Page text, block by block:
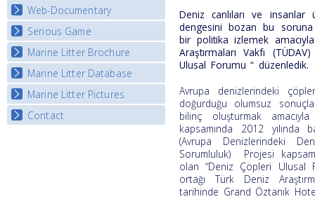
Map Overview
Listview
National Video Contests
Web-Documentary
Watch Troubled Waters
Serious Game
Start the game
Marine Litter Brochure
Marine Litter Database
Marine Litter Pictures
Contact
Deniz canlıları ve
dengesini bozan bu
bir politika izlemek
Araştırmaları Vakfı
Ulusal Forumu “ düzenledik.
Avrupa denizlerindeki
doğurduğu olumsuz
bilinç oluşturmak
kapsamında 2012 yılında
(Avrupa Denizlerindeki
Sorumluluk) Projesi
olan “Deniz Çöpleri Ulusal
ortağı Türk Deniz
tarihinde Grand Öztanık